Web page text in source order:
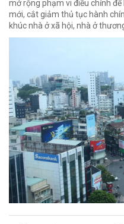
mở rộng phạm vi điều chỉnh
mới, cắt giảm thủ tục hành
khúc nhà ở xã hội, nhà ở